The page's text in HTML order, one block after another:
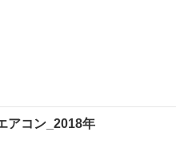
アコン_2018年